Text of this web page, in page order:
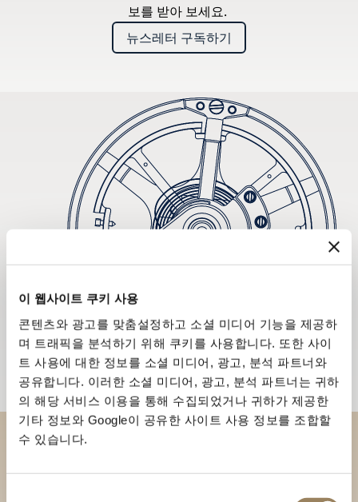
이 웹사이트 쿠키 사용
콘텐츠와 광고를 맞춤설정하고 소셜 미디어 기능을 제공하
며 트래픽을 분석하기 위해 쿠키를 사용합니다. 또한 사이
트 사용에 대한 정보를 소셜 미디어, 광고, 분석 파트너와
공유합니다. 이러한 소셜 미디어, 광고, 분석 파트너는 귀하
의 해당 서비스 이용을 통해 수집되었거나 귀하가 제공한
기타 정보와 Google이 공유한 사이트 사용 정보를 조합할
수 있습니다.
보를 받아 보세요.
뉴스레터 구독하기